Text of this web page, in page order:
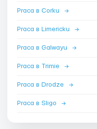
Praca в Corku →
Praca в Limericku →
Praca в Galwayu →
Praca в Trimie →
Praca в Drodze →
Praca в Sligo →